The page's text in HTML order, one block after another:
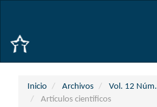
principal
Inicio Archivos
Vol. 12
Artículos científicos